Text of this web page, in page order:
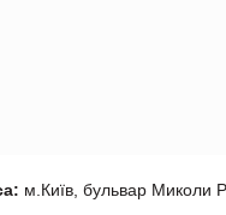
м.Київ, бульвар Миколи